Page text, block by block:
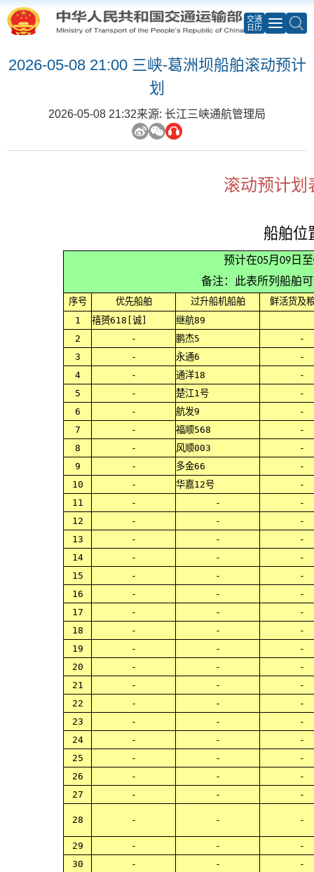
交通
日历
2026-05-08 21:00 三峡-葛洲坝船舶滚动预计
划
2026-05-08 21:32来源: 长江三峡通航管理局
滚动预计划
船舶位
预计在05月09日
备注：此表所列船舶
序号 优先船舶 过升船机船舶 鲜活货及
1 禧赟618[诚]
继航89
2
- 鹏杰5
-
3
- 永通6
-
4
- 通洋18
-
5
- 楚江1号
-
6
- 航发9
-
7
- 福顺568
-
8
- 风顺003
-
9
- 多金66
-
10
- 华嘉12号
-
11
- -
-
12
- -
-
13
- -
-
14
- -
-
15
- -
-
16
- -
-
17
- -
-
18
- -
-
19
- -
-
20
- -
-
21
- -
-
22
- -
-
23
- -
-
24
- -
-
25
- -
-
26
- -
-
27
- - -
28 - - -
29 - -
-
30
- -
-